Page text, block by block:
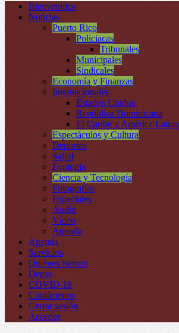
Bienvenidos
Noticias
Puerto Rico
Policiacas
Tribunales
Municipales
Sindicales
Economía y Finanzas
Internacionales
Estados Unidos
República Dominicana
El Caribe y América Latina
Espectáculos y Cultura
Deportes
Salud
Ecología
Ciencia y Tecnología
Fotografías
Especiales
Audio
Vídeo
Agenda
Agenda
Servicios
Quiénes Somos
Demo
COVID-19
Contáctenos
Cerrar sesión
Acceder